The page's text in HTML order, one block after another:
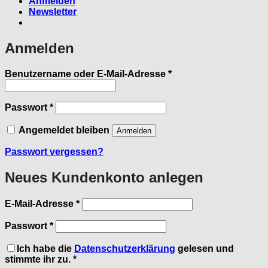
Newsletter
Anmelden
Benutzername oder E-Mail-Adresse *Erforderlich
Passwort *Erforderlich
Angemeldet bleiben Anmelden
Passwort vergessen?
Neues Kundenkonto anlegen
E-Mail-Adresse *Erforderlich
Passwort *Erforderlich
Ich habe die Datenschutzerklärung gelesen und
stimmte ihr zu. *